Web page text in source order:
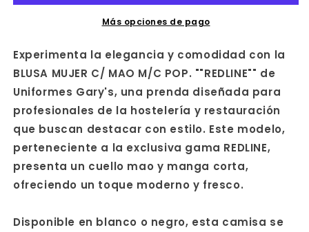
POP.
POP.
&quot;RED
Más opciones de pago
Experimenta la elegancia y comodidad con la
BLUSA MUJER C/ MAO M/C POP. ""REDLINE"" de
Uniformes Gary's, una prenda diseñada para
profesionales de la hostelería y restauración
que buscan destacar con estilo. Este modelo,
perteneciente a la exclusiva gama REDLINE,
presenta un cuello mao y manga corta,
ofreciendo un toque moderno y fresco.
Disponible en blanco o negro, esta camisa se